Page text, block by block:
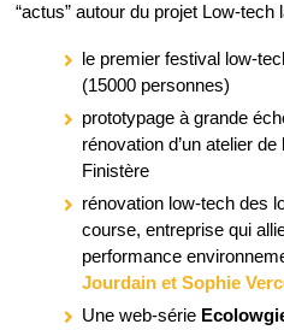
“actus” autour du projet Low-tech
le premier festival low-
(15000 personnes)
prototypage à grande
rénovation d’un atelier
Finistère
rénovation low-tech des
course, entreprise qui
performance
Jourdain et Sophie
Une web-série